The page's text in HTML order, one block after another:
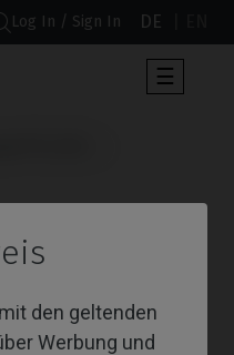
den geltenden
Werbung und
Log In / Sign In DE
der
☰